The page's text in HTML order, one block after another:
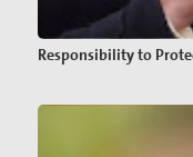
Responsibility to